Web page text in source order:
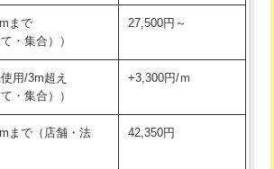
未満）
以上） 66,000円
厚さ10㎝まで）
厚さ10㎝超え）
水栓）
水栓） 16,500円
ル加工)
まで
・集合））
27,500円～
用/3m超え
・集合））
+3,300円/ｍ
まで（店舗・法
42,350円